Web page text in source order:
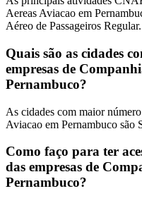
Aereas Aviacao em
Aéreo de Passageiros Regular.
Quais são as cidades
empresas de
Pernambuco?
As cidades com maior
Aviacao em Pernambuco são
Como faço para ter
das empresas de
Pernambuco?